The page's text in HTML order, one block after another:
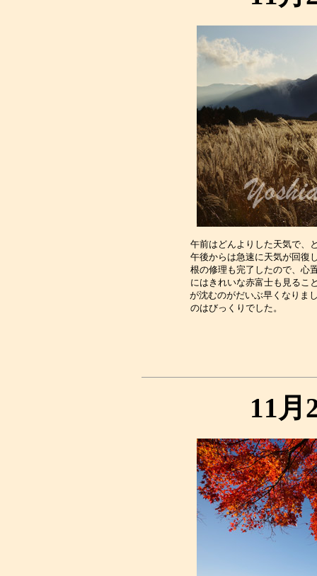
午前はどんよりした天気で、
午後からは急速に天気が回復
根の修理も完了したので、心
にはきれいな赤富士も見るこ
が沈むのがだいぶ早くなりま
11月